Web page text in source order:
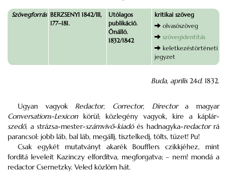
Szövegforrás BERZSENYI 1842/III,
177–181.
Utólagos
publikáció.
Önálló.
1832/1842
kritikai szöveg
olvasószöveg
szövegidentitás
keletkezéstörténeti
jegyzet
Buda, aprilis24d. 1832.
Ugyan vagyok Redactor, Corrector, Directora magyar
Conversations-Lexiconkörül; közlegény vagyok, kire a káplár-
szedő, a strázsa-mester-számvivő-kiadóés hadnagyka-redactorrá
parancsol: jobb láb, bal láb, megállj, tisztelkedj, tölts, tüzet! Pu!
Csak egykét mutatványt akarék Boufflers czikkjéhez, mint
forditá leveleit Kazinczy elfordítva, megforgatva; – nem! mondá a
redactor Csernetzky. Veled közlöm hát.